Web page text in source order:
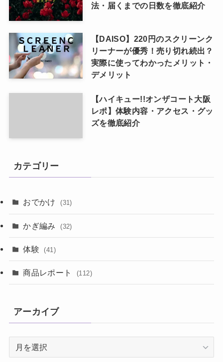
法・届くまでの日数を徹底紹介
【DAISO】220円のスクリーンク
リーナーが優秀！売り切れ続出？
実際に使ってわかったメリット・
デメリット
【ハイキュー!!オンザコート大阪
レポ】体験内容・アクセス・グッ
ズを徹底紹介
カテゴリー
おでかけ (31)
かぎ編み (32)
体験 (41)
商品レポート (112)
アーカイブ